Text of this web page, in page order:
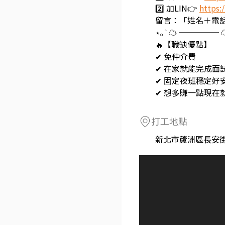
2️⃣ 加LIN👉
留言：「姓名＋電
⋆｡˚ ☁️ ───── ☁️
🔥【職缺優點】
✔ 免仲介費
✔ 在家就能完成面
✔ 固定夜班穩定好
✔ 想多賺一點現在
打工地點
新北市蘆洲區長安